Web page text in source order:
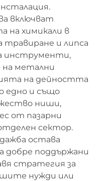
включват
на химикали в
травиране и липса
инструменти,
на метални
на дейността
едно и също
ниши,
от пазарни
сектор.
остава
добре поддържани
стратегия за
нужди или